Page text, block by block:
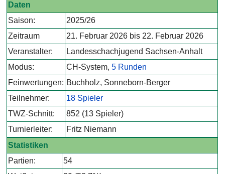
Daten
Saison:
2025/26
Zeitraum
21. Februar 2026 bis 22. Februar 2026
Veranstalter:
Landesschachjugend Sachsen-Anhalt
Modus:
CH-System,5 Runden
Feinwertungen: Buchholz, Sonneborn-Berger
Teilnehmer:
18 Spieler
TWZ-Schnitt:
852 (13 Spieler)
Turnierleiter:
Fritz Niemann
Statistiken
Partien:
54